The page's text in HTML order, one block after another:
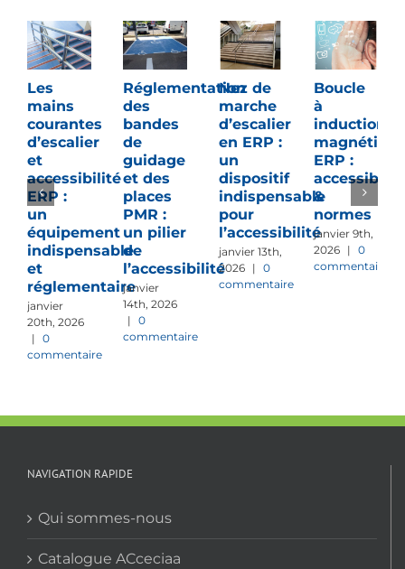
Les
mains
courantes
d’escalier
et
accessibilité
ERP :
un
équipement
indispensable
et
réglementaire
janvier
20th, 2026
| 0
commentaire
Réglementation
des
bandes
de
guidage
et des
places
PMR :
un pilier
de
l’accessibilité
janvier
14th, 2026
| 0
commentaire
Nez de
marche
d’escalier
en ERP :
un
dispositif
indispensable
pour
l’accessibilité
janvier 13th,
2026
| 0
commentaire
Boucle
à
induction
ERP :
&
normes
janvier 9th,
2026 |
0
commentaire
NAVIGATION RAPIDE
Qui sommes-nous
Catalogue ACceciaa